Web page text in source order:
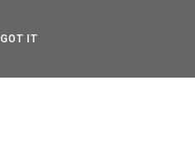
GOT IT